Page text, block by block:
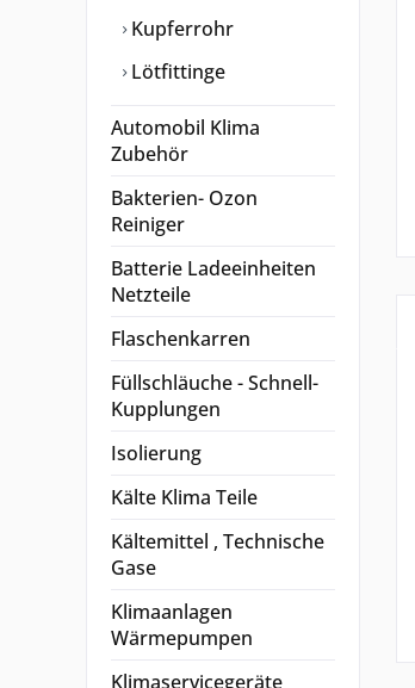
Kupferrohr
Lötfittinge
Automobil Klima
Zubehör
Bakterien- Ozon
Reiniger
Batterie Ladeeinheiten
Netzteile
Flaschenkarren
Füllschläuche - Schnell-
Kupplungen
Isolierung
Kälte Klima Teile
Kältemittel , Technische
Gase
Klimaanlagen
Wärmepumpen
Klimaservicegeräte